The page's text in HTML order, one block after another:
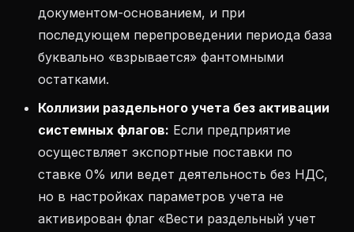
документом-основанием, и при
последующем перепроведении периода база
буквально «взрывается» фантомными
остатками.
Коллизии раздельного учета без активации
системных флагов: Если предприятие
осуществляет экспортные поставки по
ставке 0% или ведет деятельность без НДС,
но в настройках параметров учета не
активирован флаг «Вести раздельный учет